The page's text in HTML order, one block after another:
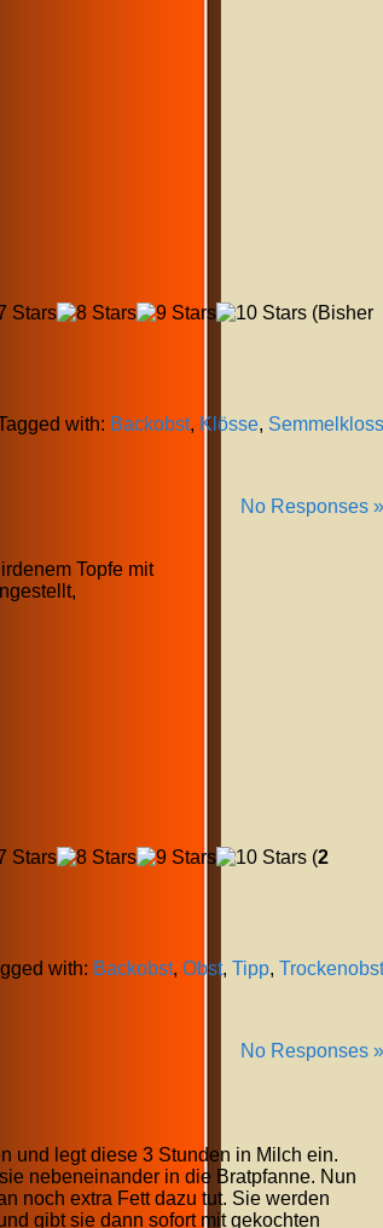
(Bisher
with: Backobst, Klösse, Semmelkloss
No Responses »
Topfe mit
(2
with: Backobst, Obst, Tipp, Trockenobst
No Responses »
und legt diese 3 Stunden in Milch ein.
nebeneinander in die Bratpfanne. Nun
noch extra Fett dazu tut. Sie werden
gibt sie dann sofort mit gekochten